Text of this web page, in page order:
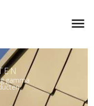
gamma
gamma